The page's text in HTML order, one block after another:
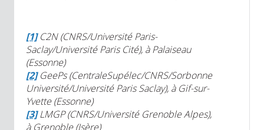
[1]C2N (CNRS/Université Paris-
Saclay/Université Paris Cité), à Palaiseau
(Essonne)
[2] GeePs (CentraleSupélec/CNRS/Sorbonne
Université/Université Paris Saclay), à Gif-sur-
Yvette (Essonne)
[3]LMGP (CNRS/Université Grenoble Alpes),
à Grenoble (Isère)